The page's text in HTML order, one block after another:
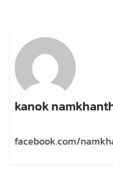
kanok
facebook.com/